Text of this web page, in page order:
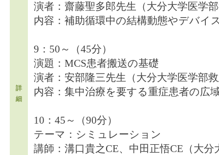
詳
細
演者：齋藤聖多郎先生（大分大学医学
内容：補助循環中の結構動態やデバイ
9：50～（45分）
演題：MCS患者搬送の基礎
演者：安部隆三先生（大分大学医学部
内容：集中治療を要する重症患者の広
10：45～（90分）
テーマ：シミュレーション
講師：溝口貴之CE、中田正悟CE（大